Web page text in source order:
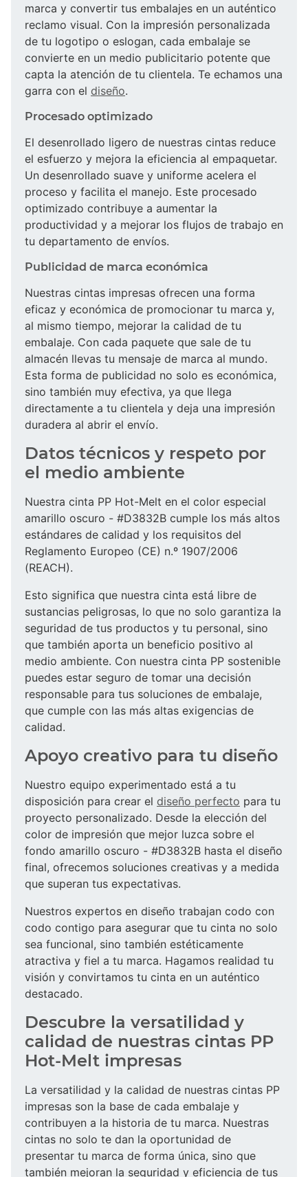
marca y convertir tus embalajes en un auténtico
reclamo visual. Con la impresión personalizada
de tu logotipo o eslogan, cada embalaje se
convierte en un medio publicitario potente que
capta la atención de tu clientela. Te echamos una
garra con el diseño.
Procesado optimizado
El desenrollado ligero de nuestras cintas reduce
el esfuerzo y mejora la eficiencia al empaquetar.
Un desenrollado suave y uniforme acelera el
proceso y facilita el manejo. Este procesado
optimizado contribuye a aumentar la
productividad y a mejorar los flujos de trabajo en
tu departamento de envíos.
Publicidad de marca económica
Nuestras cintas impresas ofrecen una forma
eficaz y económica de promocionar tu marca y,
al mismo tiempo, mejorar la calidad de tu
embalaje. Con cada paquete que sale de tu
almacén llevas tu mensaje de marca al mundo.
Esta forma de publicidad no solo es económica,
sino también muy efectiva, ya que llega
directamente a tu clientela y deja una impresión
duradera al abrir el envío.
Datos técnicos y respeto por
el medio ambiente
Nuestra cinta PP Hot-Melt en el color especial
amarillo oscuro - #D3832B cumple los más altos
estándares de calidad y los requisitos del
Reglamento Europeo (CE) n.º 1907/2006
(REACH).
Esto significa que nuestra cinta está libre de
sustancias peligrosas, lo que no solo garantiza la
seguridad de tus productos y tu personal, sino
que también aporta un beneficio positivo al
medio ambiente. Con nuestra cinta PP sostenible
puedes estar seguro de tomar una decisión
responsable para tus soluciones de embalaje,
que cumple con las más altas exigencias de
calidad.
Apoyo creativo para tu diseño
Nuestro equipo experimentado está a tu
disposición para crear el diseño perfecto para tu
proyecto personalizado. Desde la elección del
color de impresión que mejor luzca sobre el
fondo amarillo oscuro - #D3832B hasta el diseño
final, ofrecemos soluciones creativas y a medida
que superan tus expectativas.
Nuestros expertos en diseño trabajan codo con
codo contigo para asegurar que tu cinta no solo
sea funcional, sino también estéticamente
atractiva y fiel a tu marca. Hagamos realidad tu
visión y convirtamos tu cinta en un auténtico
destacado.
Descubre la versatilidad y
calidad de nuestras cintas PP
Hot-Melt impresas
La versatilidad y la calidad de nuestras cintas PP
impresas son la base de cada embalaje y
contribuyen a la historia de tu marca. Nuestras
cintas no solo te dan la oportunidad de
presentar tu marca de forma única, sino que
también mejoran la seguridad y eficiencia de tus